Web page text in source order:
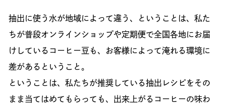
抽出に使う水が地域によって違う、ということは、私た
ちが普段オンラインショップや定期便で全国各地にお届
けしているコーヒー豆も、お客様によって淹れる環境に
差があるということ。
ということは、私たちが推奨している抽出レシピをその
まま当てはめてもらっても、出来上がるコーヒーの味わ